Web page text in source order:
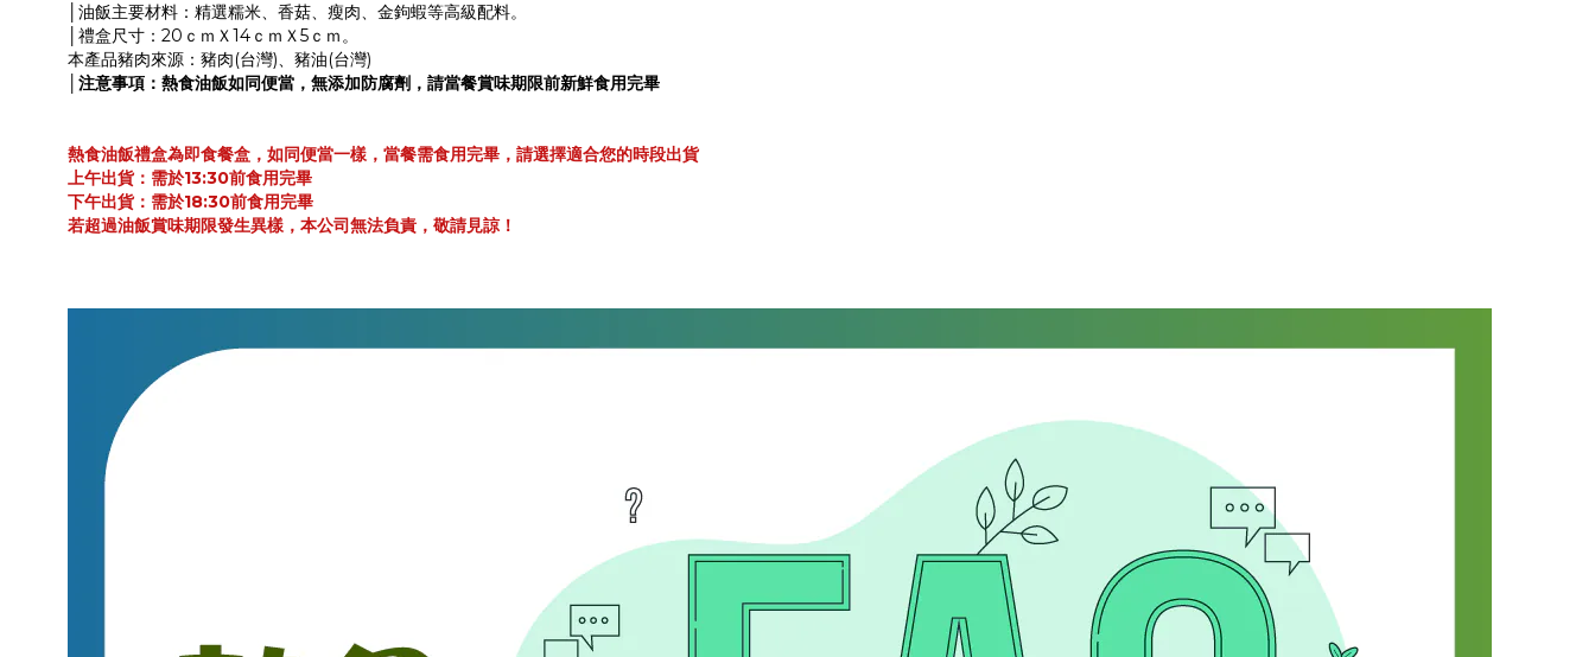
│油飯主要材料：精選糯米、香菇、瘦肉、金鉤蝦等高級配料。
│禮盒尺寸：20ｃｍＸ14ｃｍＸ5ｃｍ。
本產品豬肉來源：豬肉(台灣)、豬油(台灣)
│注意事項：熱食油飯如同便當，無添加防腐劑，請當餐賞味期限前新鮮食用完畢
熱食油飯禮盒為即食餐盒，如同便當一樣，當餐需食用完畢，請選擇適合您的時段出貨
上午出貨：需於13:30前食用完畢
下午出貨：需於18:30前食用完畢
若超過油飯賞味期限發生異樣，本公司無法負責，敬請見諒！